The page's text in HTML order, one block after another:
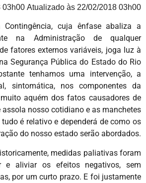
03h00 Atualizado às 22/02/2018 03h00
cuja ênfase abaliza a
na Administração de qualquer
fatores externos variáveis, joga luz à
Segurança Pública do Estado do Rio
tenhamos uma intervenção, a
sintomática, nos componentes da
aquém dos fatos causadores de
nosso cotidiano e as manchetes
é relativo e dependerá de como os
do nosso estado serão abordados.
medidas paliativas foram
e aliviar os efeitos negativos, sem
por um curto prazo. E foi justamente